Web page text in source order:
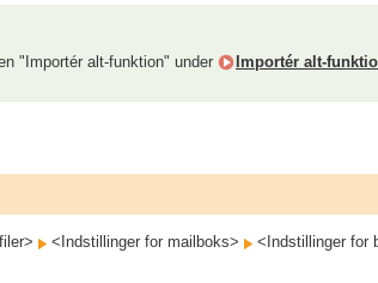
"Importér alt-funktion" under Importér alt-
<Indstillinger for mailboks> <Indstillinger for